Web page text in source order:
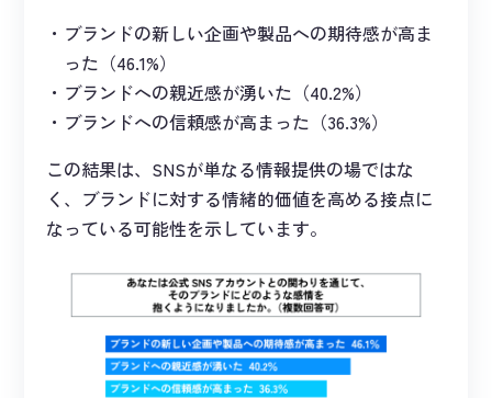
ブランドの新しい企画や製品への期待感が高ま
った（46.1%）
ブランドへの親近感が湧いた（40.2%）
ブランドへの信頼感が高まった（36.3%）
この結果は、SNSが単なる情報提供の場ではな
く、ブランドに対する情緒的価値を高める接点に
なっている可能性を示しています。